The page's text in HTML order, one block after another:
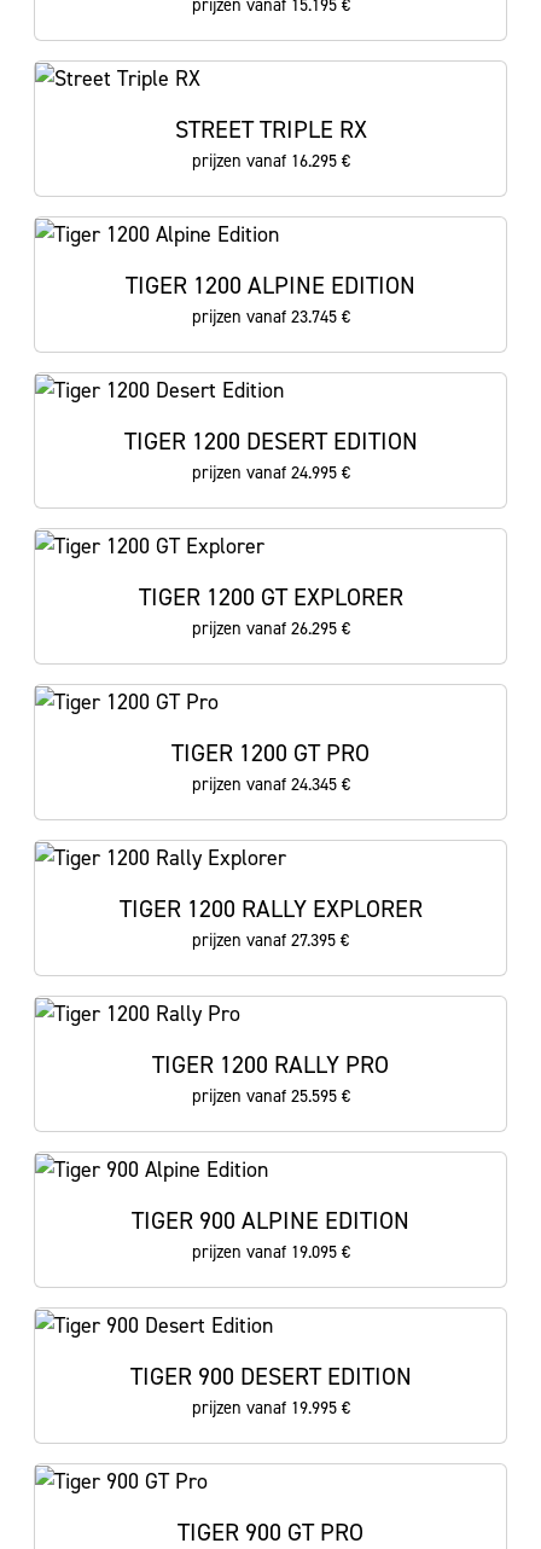
prijzen vanaf 15.195 €
STREET TRIPLE RX
prijzen vanaf 16.295 €
TIGER 1200 ALPINE EDITION
prijzen vanaf 23.745 €
TIGER 1200 DESERT EDITION
prijzen vanaf 24.995 €
TIGER 1200 GT EXPLORER
prijzen vanaf 26.295 €
TIGER 1200 GT PRO
prijzen vanaf 24.345 €
TIGER 1200 RALLY EXPLORER
prijzen vanaf 27.395 €
TIGER 1200 RALLY PRO
prijzen vanaf 25.595 €
TIGER 900 ALPINE EDITION
prijzen vanaf 19.095 €
TIGER 900 DESERT EDITION
prijzen vanaf 19.995 €
TIGER 900 GT PRO